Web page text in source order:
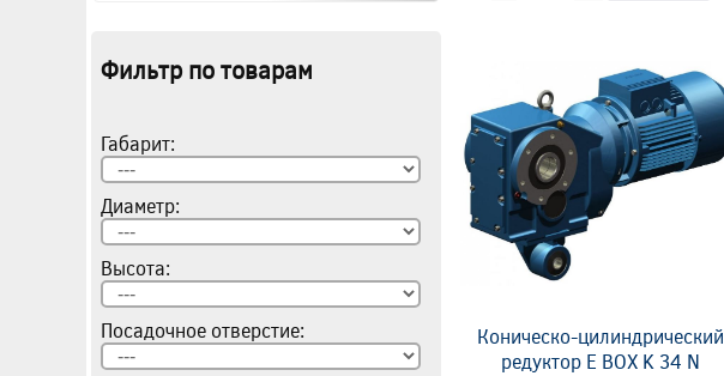
Фильтр по товарам
Габарит:
Диаметр:
Высота:
Посадочное отверстие:
Коническо-цилиндрический
редуктор E BOX K 34 N